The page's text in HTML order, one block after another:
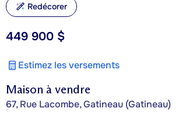
Maison à vendre
67, Rue Lacombe, Gatineau (Gatineau)
449 900 $
Estimez les versements
Redécorer